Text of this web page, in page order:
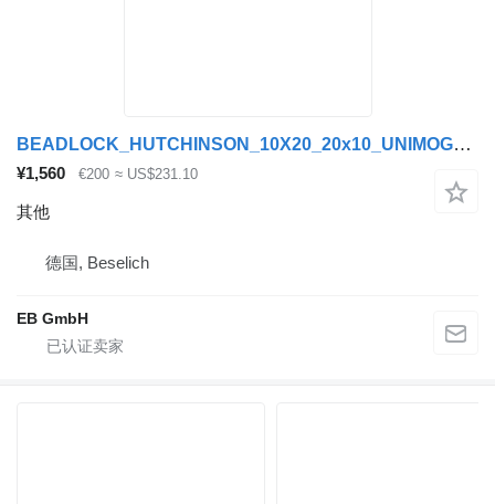
BEADLOCK_HUTCHINSON_10X20_20x10_UNIMOG_MAN KAT_TOP
¥1,560 €200 ≈ US$231.10
其他
德国, Beselich
EB GmbH